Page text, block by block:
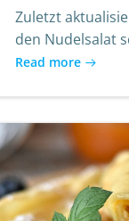
Zuletzt
den Nudelsalat
Read more